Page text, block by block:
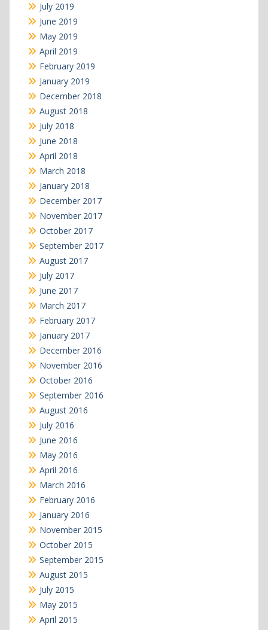
July 2019
June 2019
May 2019
April 2019
February 2019
January 2019
December 2018
August 2018
July 2018
June 2018
April 2018
March 2018
January 2018
December 2017
November 2017
October 2017
September 2017
August 2017
July 2017
June 2017
March 2017
February 2017
January 2017
December 2016
November 2016
October 2016
September 2016
August 2016
July 2016
June 2016
May 2016
April 2016
March 2016
February 2016
January 2016
November 2015
October 2015
September 2015
August 2015
July 2015
May 2015
April 2015